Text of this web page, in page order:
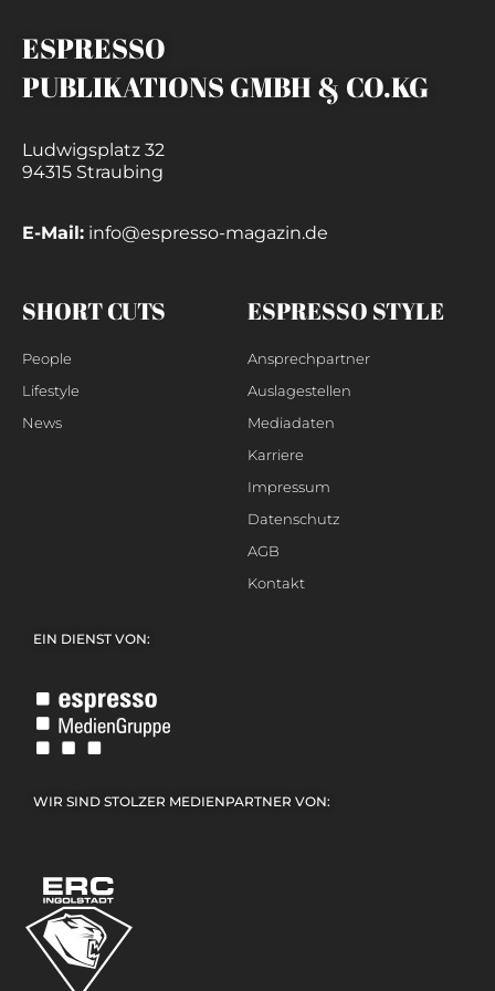
ESPRESSO
PUBLIKATIONS GMBH & CO.KG
Ludwigsplatz 32
94315 Straubing
E-Mail: info@espresso-magazin.de
SHORT CUTS
People
Lifestyle
News
ESPRESSO STYLE
Ansprechpartner
Auslagestellen
Mediadaten
Karriere
Impressum
Datenschutz
AGB
Kontakt
EIN DIENST VON:
WIR SIND STOLZER MEDIENPARTNER VON: